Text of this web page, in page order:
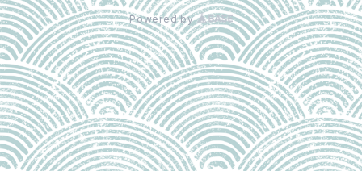
Powered by